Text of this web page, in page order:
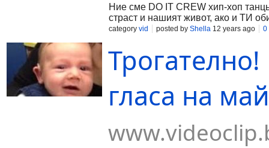
Ние сме DO IT CREW хип-хоп
страст и нашият живот, ако и ТИ
category vid posted by Shella 12 years ago 0
гласа на